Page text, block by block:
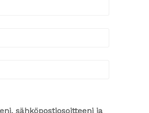
sähköpostiosoitteeni ja